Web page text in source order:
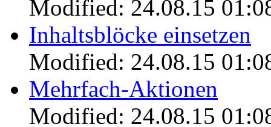
Modified: 24.08.15
Inhaltsblöcke einsetzen
Modified: 24.08.15
Mehrfach-Aktionen
Modified: 24.08.15